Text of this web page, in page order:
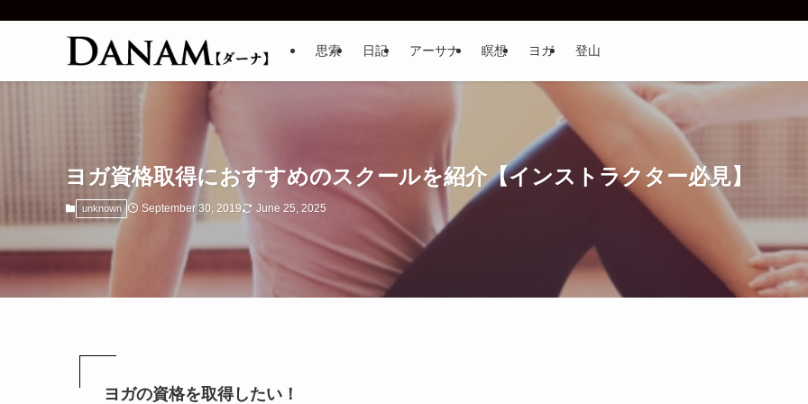
思索 日記 アーサナ 瞑想 ヨガ 登山
ヨガ資格取得におすすめのスクールを紹介【インストラクター必見】
unknown September 30, 2019 June 25, 2025
ヨガの資格を取得したい！